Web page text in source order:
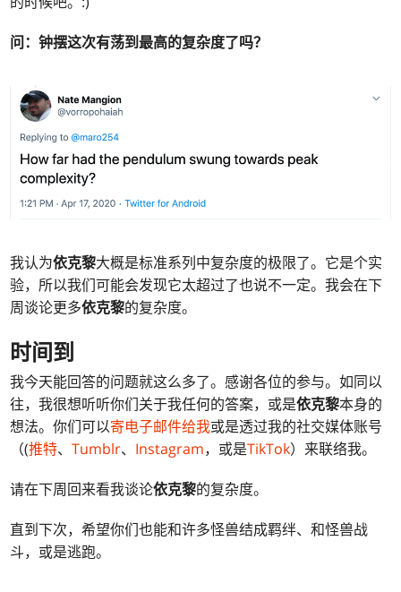
问：钟摆这次有荡到最高的复杂度了吗？
我认为依克黎大概是标准系列中复杂度的极限了。它是个实
验，所以我们可能会发现它太超过了也说不一定。我会在下
周谈论更多依克黎的复杂度。
时间到
我今天能回答的问题就这么多了。感谢各位的参与。如同以
往，我很想听听你们关于我任何的答案，或是依克黎本身的
想法。你们可以寄电子邮件给我或是透过我的社交媒体账号
（(推特、Tumblr、 Instagram，或是TikTok）来联络我。
请在下周回来看我谈论依克黎的复杂度。
直到下次，希望你们也能和许多怪兽结成羁绊、和怪兽战
斗，或是逃跑。